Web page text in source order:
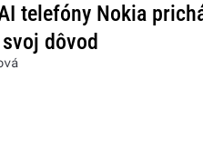
telefóny Nokia
dôvod